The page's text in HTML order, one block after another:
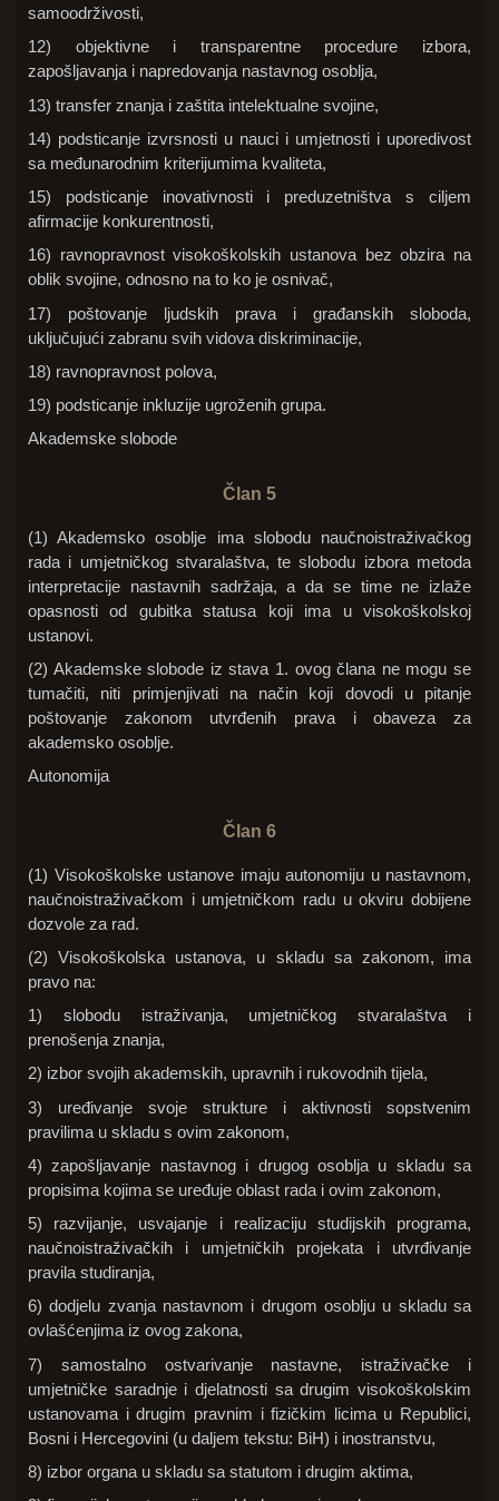
samoodrživosti,
12) objektivne i transparentne procedure izbora,
zapošljavanja i napredovanja nastavnog osoblja,
13) transfer znanja i zaštita intelektualne svojine,
14) podsticanje izvrsnosti u nauci i umjetnosti i uporedivost
sa međunarodnim kriterijumima kvaliteta,
15) podsticanje inovativnosti i preduzetništva s ciljem
afirmacije konkurentnosti,
16) ravnopravnost visokoškolskih ustanova bez obzira na
oblik svojine, odnosno na to ko je osnivač,
17) poštovanje ljudskih prava i građanskih sloboda,
uključujući zabranu svih vidova diskriminacije,
18) ravnopravnost polova,
19) podsticanje inkluzije ugroženih grupa.
Akademske slobode
Član 5
(1) Akademsko osoblje ima slobodu naučnoistraživačkog
rada i umjetničkog stvaralaštva, te slobodu izbora metoda
interpretacije nastavnih sadržaja, a da se time ne izlaže
opasnosti od gubitka statusa koji ima u visokoškolskoj
ustanovi.
(2) Akademske slobode iz stava 1. ovog člana ne mogu se
tumačiti, niti primjenjivati na način koji dovodi u pitanje
poštovanje zakonom utvrđenih prava i obaveza za
akademsko osoblje.
Autonomija
Član 6
(1) Visokoškolske ustanove imaju autonomiju u nastavnom,
naučnoistraživačkom i umjetničkom radu u okviru dobijene
dozvole za rad.
(2) Visokoškolska ustanova, u skladu sa zakonom, ima
pravo na:
1) slobodu istraživanja, umjetničkog stvaralaštva i
prenošenja znanja,
2) izbor svojih akademskih, upravnih i rukovodnih tijela,
3) uređivanje svoje strukture i aktivnosti sopstvenim
pravilima u skladu s ovim zakonom,
4) zapošljavanje nastavnog i drugog osoblja u skladu sa
propisima kojima se uređuje oblast rada i ovim zakonom,
5) razvijanje, usvajanje i realizaciju studijskih programa,
naučnoistraživačkih i umjetničkih projekata i utvrđivanje
pravila studiranja,
6) dodjelu zvanja nastavnom i drugom osoblju u skladu sa
ovlašćenjima iz ovog zakona,
7) samostalno ostvarivanje nastavne, istraživačke i
umjetničke saradnje i djelatnosti sa drugim visokoškolskim
ustanovama i drugim pravnim i fizičkim licima u Republici,
Bosni i Hercegovini (u daljem tekstu: BiH) i inostranstvu,
8) izbor organa u skladu sa statutom i drugim aktima,